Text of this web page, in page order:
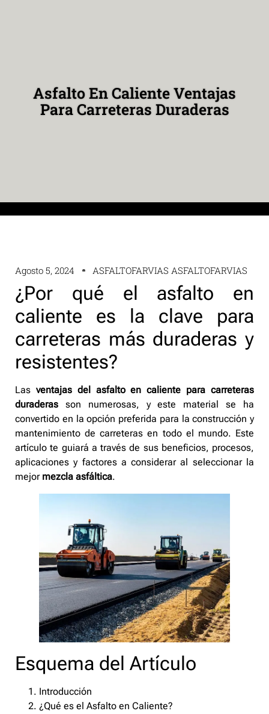
Asfalto En Caliente Ventajas
Para Carreteras Duraderas
Agosto 5, 2024 ASFALTOFARVIAS ASFALTOFARVIAS
¿Por qué el asfalto en
caliente es la clave para
carreteras más duraderas y
resistentes?
Las ventajas del asfalto en caliente para carreteras
duraderas son numerosas, y este material se ha
convertido en la opción preferida para la construcción y
mantenimiento de carreteras en todo el mundo. Este
artículo te guiará a través de sus beneficios, procesos,
aplicaciones y factores a considerar al seleccionar la
mejor mezcla asfáltica.
Esquema del Artículo
Introducción
¿Qué es el Asfalto en Caliente?